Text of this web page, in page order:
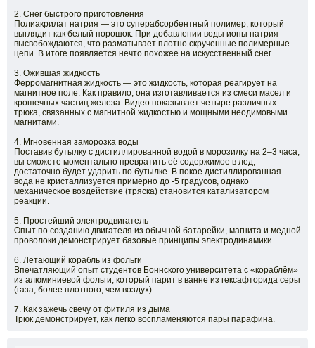
2. Снег быстрого приготовления
Полиакрилат натрия — это суперабсорбентный полимер, который
выглядит как белый порошок. При добавлении воды ионы натрия
высвобождаются, что разматывает плотно скрученные полимерные
цепи. В итоге появляется нечто похожее на искусственный снег.
3. Ожившая жидкость
Ферромагнитная жидкость — это жидкость, которая реагирует на
магнитное поле. Как правило, она изготавливается из смеси масел и
крошечных частиц железа. Видео показывает четыре различных
трюка, связанных с магнитной жидкостью и мощными неодимовыми
магнитами.
4. Мгновенная заморозка воды
Поставив бутылку с дистиллированной водой в морозилку на 2–3 часа,
вы сможете моментально превратить её содержимое в лед, —
достаточно будет ударить по бутылке. В покое дистиллированная
вода не кристаллизуется примерно до -5 градусов, однако
механическое воздействие (тряска) становится катализатором
реакции.
5. Простейший электродвигатель
Опыт по созданию двигателя из обычной батарейки, магнита и медной
проволоки демонстрирует базовые принципы электродинамики.
6. Летающий корабль из фольги
Впечатляющий опыт студентов Боннского университета с «кораблём»
из алюминиевой фольги, который парит в ванне из гексафторида серы
(газа, более плотного, чем воздух).
7. Как зажечь свечу от фитиля из дыма
Трюк демонстрирует, как легко воспламеняются пары парафина.